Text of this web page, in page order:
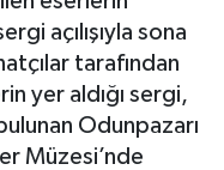
açılışıyla sona
tarafından
yer aldığı sergi,
Odunpazarı
Müzesi’nde